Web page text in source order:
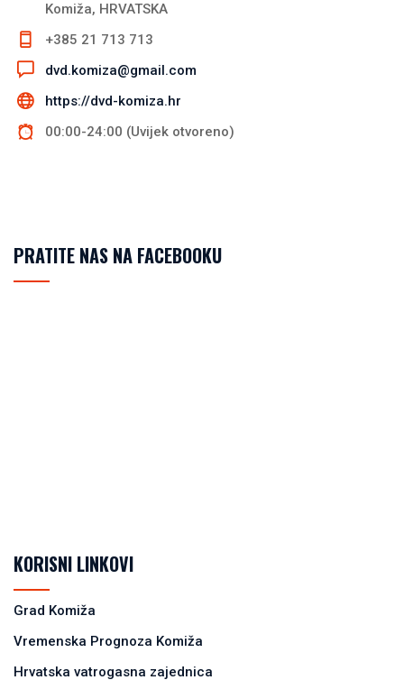
Komiža, HRVATSKA
+385 21 713 713
dvd.komiza@gmail.com
https://dvd-komiza.hr
00:00-24:00 (Uvijek otvoreno)
PRATITE NAS NA FACEBOOKU
KORISNI LINKOVI
Grad Komiža
Vremenska Prognoza Komiža
Hrvatska vatrogasna zajednica